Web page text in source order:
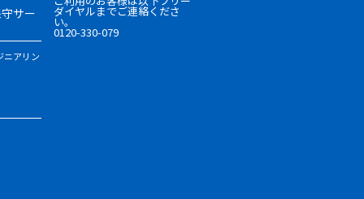
サー
ニアリン
ダイヤルまでご連絡くださ
い。
0120-330-079